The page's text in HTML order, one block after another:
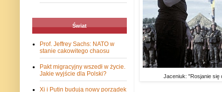
Jaceniuk: "Rosjanie się
Świat
Prof. Jeffrey Sachs: NATO w
stanie cakowitego chaosu
Pakt migracyjny wszedł w życie.
Jakie wyjście dla Polski?
Xi i Putin budują nowy porządek